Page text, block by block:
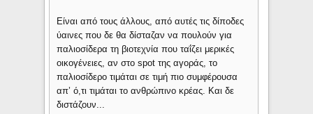
Είναι από τους άλλους, από αυτές τις δίποδες
ύαινες που δε θα δίσταζαν να πουλούν για
παλιοσίδερα τη βιοτεχνία που ταΐζει μερικές
οικογένειες, αν στο spot της αγοράς, το
παλιοσίδερο τιμάται σε τιμή πιο συμφέρουσα
απ’ ό,τι τιμάται το ανθρώπινο κρέας. Και δε
διστάζουν...